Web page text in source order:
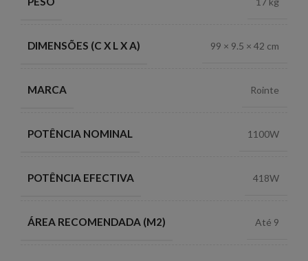
DIMENSÕES (C X L X A) 99 × 9.5 × 42 cm
MARCA Rointe
POTÊNCIA NOMINAL 1100W
POTÊNCIA EFECTIVA 418W
ÁREA RECOMENDADA (M2) Até 9